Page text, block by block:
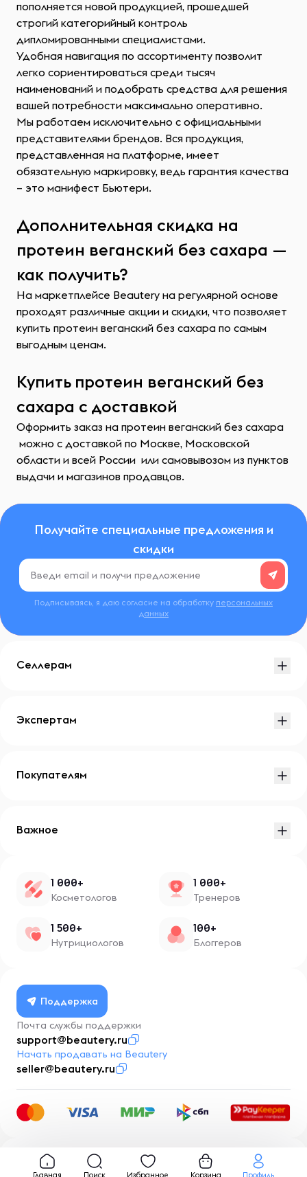
пополняется новой продукцией, прошедшей
строгий категорийный контроль
дипломированными специалистами.
Удобная навигация по ассортименту позволит
легко сориентироваться среди тысяч
наименований и подобрать средства для решения
вашей потребности максимально оперативно.
Мы работаем исключительно с официальными
представителями брендов. Вся продукция,
представленная на платформе, имеет
обязательную маркировку, ведь гарантия качества
– это манифест Бьютери.
Дополнительная скидка на
протеин веганский без сахара —
как получить?
На маркетплейсе Beautery на регулярной основе
проходят различные акции и скидки, что позволяет
купить протеин веганский без сахара по самым
выгодным ценам.
Купить протеин веганский без
сахара с доставкой
Оформить заказ на протеин веганский без сахара
можно с доставкой по Москве, Московской
области и всей России или самовывозом из пунктов
выдачи и магазинов продавцов.
Получайте специальные предложения и
скидки
Подписываясь, я даю согласие на обработку персональных
данных
Селлерам
Экспертам
Покупателям
Важное
1 000+
Косметологов
1 000+
Тренеров
1 500+
Нутрициологов
100+
Блоггеров
Поддержка
Почта службы поддержки
support@beautery.ru
Начать продавать на Beautery
seller@beautery.ru
Разработка BusinessMentor.ru
Главная Поиск Избранное Корзина Профиль